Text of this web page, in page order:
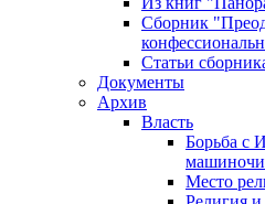
Сборник
Статьи
Документы
Архив
Власть
Борьба с
Место